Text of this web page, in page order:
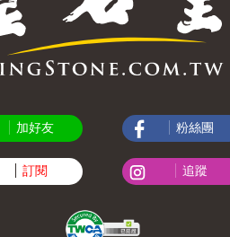
加好友
訂閱
粉絲團
追蹤